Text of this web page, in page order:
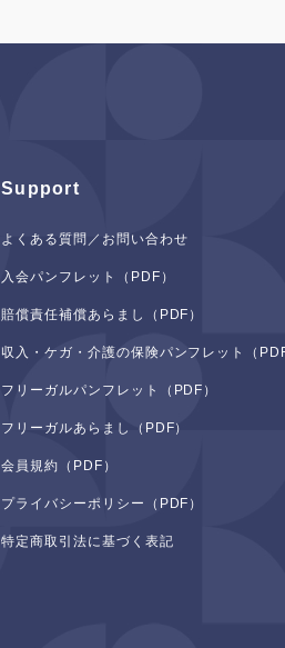
Support
よくある質問／お問い合わせ
入会パンフレット（PDF）
賠償責任補償あらまし（PDF）
収入・ケガ・介護の保険パンフレット（PDF
フリーガルパンフレット（PDF）
フリーガルあらまし（PDF）
会員規約（PDF）
プライバシーポリシー（PDF）
特定商取引法に基づく表記